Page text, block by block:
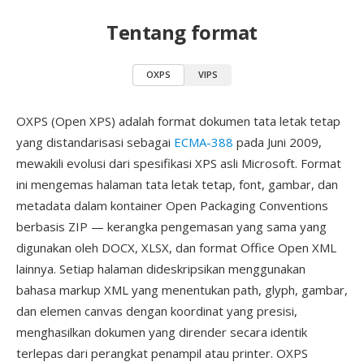
Tentang format
OXPS VIPS
OXPS (Open XPS) adalah format dokumen tata letak tetap
yang distandarisasi sebagai ECMA-388 pada Juni 2009,
mewakili evolusi dari spesifikasi XPS asli Microsoft. Format
ini mengemas halaman tata letak tetap, font, gambar, dan
metadata dalam kontainer Open Packaging Conventions
berbasis ZIP — kerangka pengemasan yang sama yang
digunakan oleh DOCX, XLSX, dan format Office Open XML
lainnya. Setiap halaman dideskripsikan menggunakan
bahasa markup XML yang menentukan path, glyph, gambar,
dan elemen canvas dengan koordinat yang presisi,
menghasilkan dokumen yang dirender secara identik
terlepas dari perangkat penampil atau printer. OXPS